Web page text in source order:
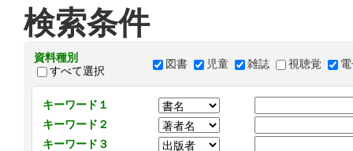
検索条件
資料種別
すべて選択
図書 児童 雑誌 視聴覚
キーワード１
キーワード２
キーワード３